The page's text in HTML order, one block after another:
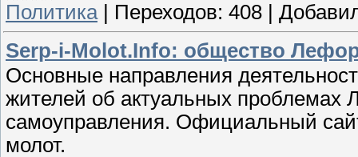
Политика| Переходов: 408
Serp-i-Molot.Info: общество
Основные направления
жителей об актуальных проблемах
самоуправления. Официальный
молот.